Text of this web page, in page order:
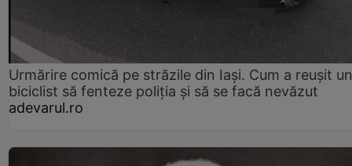
Urmărire comică pe străzile din Iași. Cum a reușit un
biciclist să fenteze poliția și să se facă nevăzut
adevarul.ro